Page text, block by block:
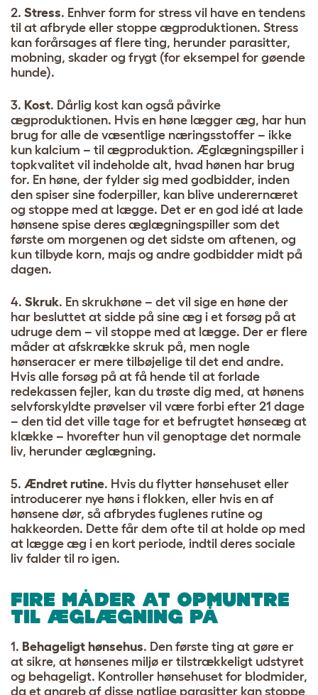
2. Stress. Enhver form for stress vil have en tendens
til at afbryde eller stoppe ægproduktionen. Stress
kan forårsages af flere ting, herunder parasitter,
mobning, skader og frygt (for eksempel for gøende
hunde).
3. Kost. Dårlig kost kan også påvirke
ægproduktionen. Hvis en høne lægger æg, har hun
brug for alle de væsentlige næringsstoffer – ikke
kun kalcium – til ægproduktion. Æglægningspiller i
topkvalitet vil indeholde alt, hvad hønen har brug
for. En høne, der fylder sig med godbidder, inden
den spiser sine foderpiller, kan blive underernæret
og stoppe med at lægge. Det er en god idé at lade
hønsene spise deres æglægningspiller som det
første om morgenen og det sidste om aftenen, og
kun tilbyde korn, majs og andre godbidder midt på
dagen.
4. Skruk. En skrukhøne – det vil sige en høne der
har besluttet at sidde på sine æg i et forsøg på at
udruge dem – vil stoppe med at lægge. Der er flere
måder at afskrække skruk på, men nogle
hønseracer er mere tilbøjelige til det end andre.
Hvis alle forsøg på at få hende til at forlade
redekassen fejler, kan du trøste dig med, at hønens
selvforskyldte prøvelser vil være forbi efter 21 dage
– den tid det ville tage for et befrugtet hønseæg at
klække – hvorefter hun vil genoptage det normale
liv, herunder æglægning.
5. Ændret rutine. Hvis du flytter hønsehuset eller
introducerer nye høns i flokken, eller hvis en af
hønsene dør, så afbrydes fuglenes rutine og
hakkeorden. Dette får dem ofte til at holde op med
at lægge æg i en kort periode, indtil deres sociale
liv falder til ro igen.
FIRE MÅDER AT OPMUNTRE
TIL ÆGLÆGNING PÅ
1. Behageligt hønsehus. Den første ting at gøre er
at sikre, at hønsenes miljø er tilstrækkeligt udstyret
og behageligt. Kontroller hønsehuset for blodmider,
da et angreb af disse natlige parasitter kan stoppe